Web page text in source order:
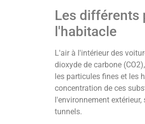
Les différents
l'habitacle
L'air à l'intérieur des
dioxyde de carbone
les particules fines et les
concentration de ces
l'environnement
tunnels.